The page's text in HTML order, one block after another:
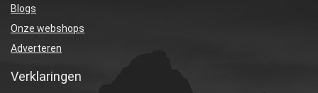
Blogs
Onze webshops
Adverteren
Verklaringen